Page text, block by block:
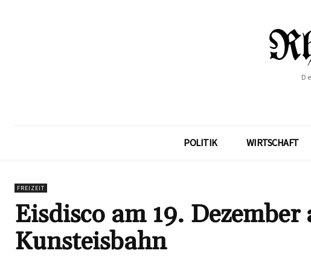
POLITIK WIRTSCHAFT
FREIZEIT
Eisdisco am 19.
Kunsteisbahn